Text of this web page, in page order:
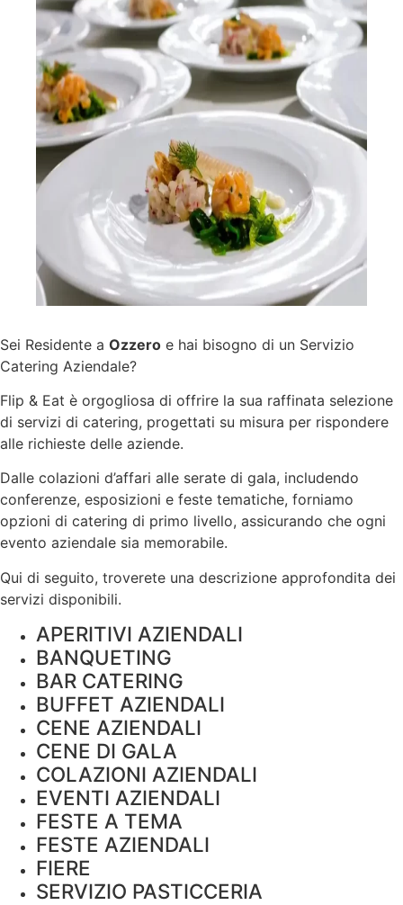
Sei Residente a Ozzero e hai bisogno di un Servizio
Catering Aziendale?
Flip & Eat è orgogliosa di offrire la sua raffinata selezione
di servizi di catering, progettati su misura per rispondere
alle richieste delle aziende.
Dalle colazioni d’affari alle serate di gala, includendo
conferenze, esposizioni e feste tematiche, forniamo
opzioni di catering di primo livello, assicurando che ogni
evento aziendale sia memorabile.
Qui di seguito, troverete una descrizione approfondita dei
servizi disponibili.
APERITIVI AZIENDALI
BANQUETING
BAR CATERING
BUFFET AZIENDALI
CENE AZIENDALI
CENE DI GALA
COLAZIONI AZIENDALI
EVENTI AZIENDALI
FESTE A TEMA
FESTE AZIENDALI
FIERE
SERVIZIO PASTICCERIA